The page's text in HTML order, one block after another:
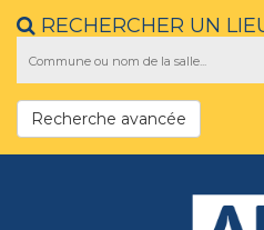
RECHERCHER UN
Recherche avancée